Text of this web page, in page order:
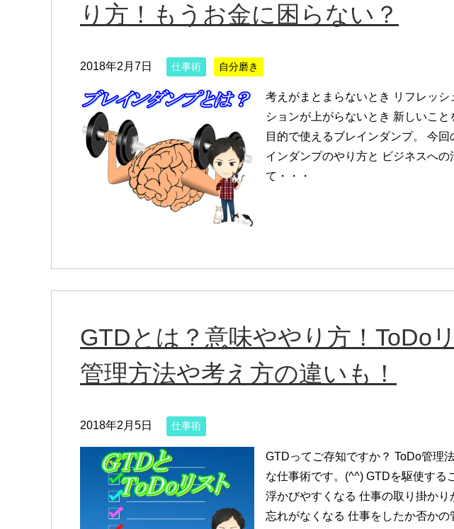
り方！もうお金に困らない？
2018年2月7日 仕事術 自分磨き
考えがまとまらないとき リフレッシ
ションが上がらないとき 新しいこ
目的で使えるブレインダンプ。 今
インダンプのやり方と ビジネスへの
て・・・
GTDとは？意味ややり方！ToDo
管理方法や考え方の違いも！
2018年2月5日 仕事術
GTDってご存知ですか？ ToDo管理
な仕事術です。(^^) GTDを駆使する
浮かびやすくなる 仕事の取り掛かり
忘れがなくなる 仕事をしたか否かの